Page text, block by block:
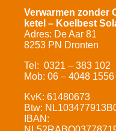
Verwarmen zonder
ketel – Koelbest
Adres: De Aar 81
8253 PN Dronten
Tel: 0321 – 383 102
Mob: 06 – 4048 1556
KvK: 61480673
Btw:
IBAN: